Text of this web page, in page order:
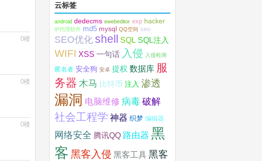
0楼
0楼
0楼
云标签
android dedecms ewebeditor exp hacker
IP代理软件 md5 mysql QQ空间 seo
SEO优化 shell SQL SQL注入
WIFI XSS 一句话 入侵 入侵检测
匿名者 安全狗 安卓 提权 数据库 服
务器 木马 比特币 注入 渗透
漏洞 电脑维修 病毒破解
社会工程学 神器 织梦 编辑器
网络安全 腾讯QQ 路由器 黑
客 黑客入侵 黑客工具 黑客